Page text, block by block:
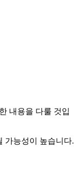
내용을 다룰 것입
가능성이 높습니다.